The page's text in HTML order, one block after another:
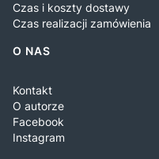
Czas i koszty dostawy
Czas realizacji zamówienia
O NAS
Kontakt
O autorze
Facebook
Instagram